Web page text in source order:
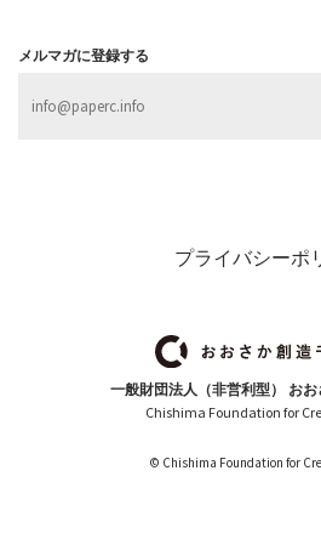
メルマガに登録する
プライバシーポ
一般財団法人（非営利型） お
Chishima Foundation for
© Chishima Foundation for